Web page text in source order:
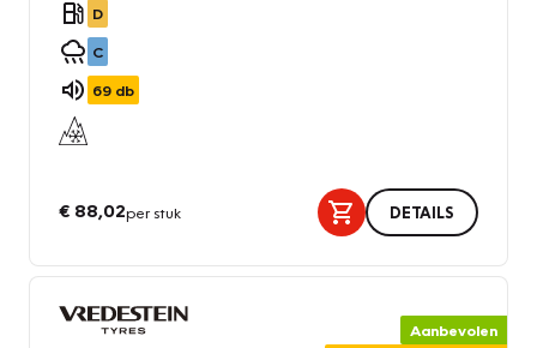
D
C
69 db
€ 88,02per stuk DETAILS
Aanbevolen